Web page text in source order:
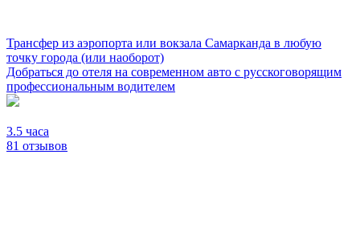
Трансфер из аэропорта или вокзала Самарканда в любую
точку города (или наоборот)
Добраться до отеля на современном авто с русскоговорящим
профессиональным водителем
3.5 часа
81 отзывов